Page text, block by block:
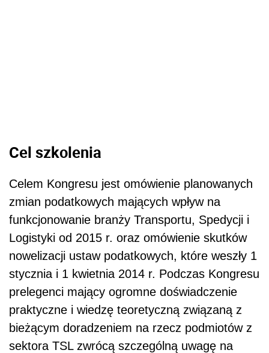
Cel szkolenia
Celem Kongresu jest omówienie planowanych
zmian podatkowych mających wpływ na
funkcjonowanie branży Transportu, Spedycji i
Logistyki od 2015 r. oraz omówienie skutków
nowelizacji ustaw podatkowych, które weszły 1
stycznia i 1 kwietnia 2014 r. Podczas Kongresu
prelegenci mający ogromne doświadczenie
praktyczne i wiedzę teoretyczną związaną z
bieżącym doradzeniem na rzecz podmiotów z
sektora TSL zwrócą szczególną uwagę na